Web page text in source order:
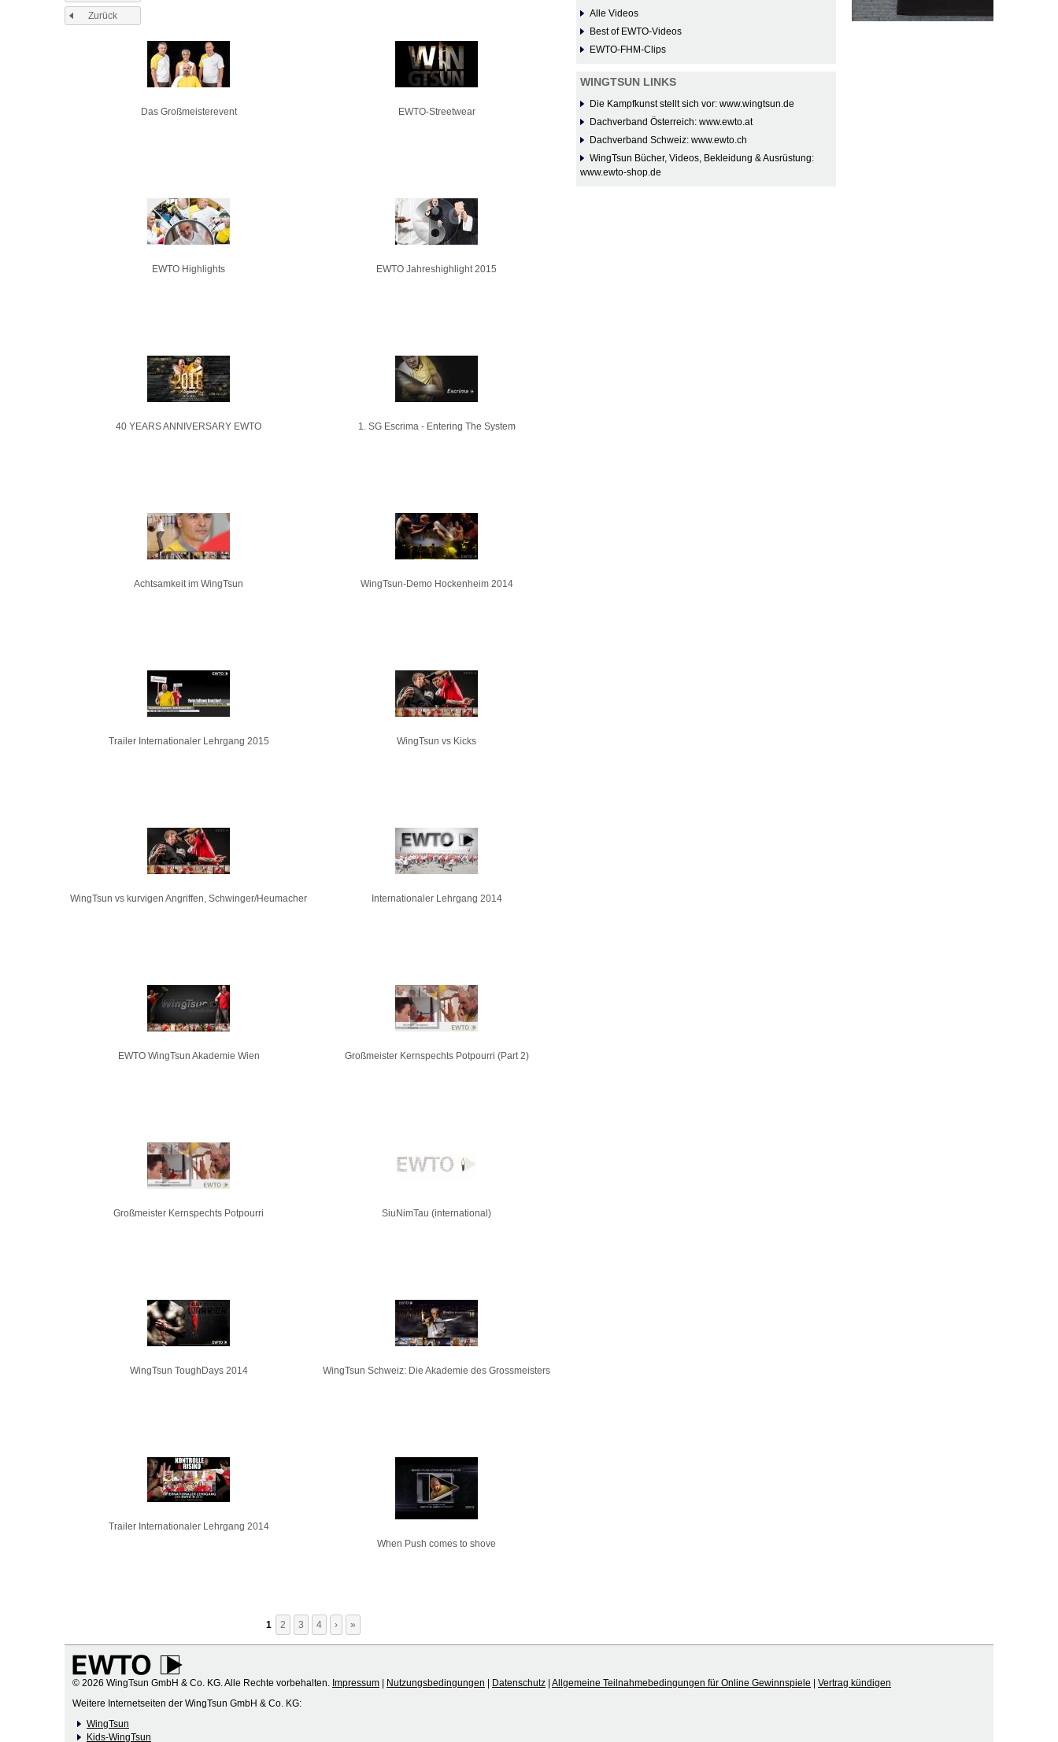
Zurück
Das Großmeisterevent EWTO-Streetwear
EWTO Highlights EWTO Jahreshighlight 2015
40 YEARS ANNIVERSARY EWTO 1. SG Escrima - Entering The System
Achtsamkeit im WingTsun WingTsun-Demo Hockenheim 2014
Trailer Internationaler Lehrgang 2015 WingTsun vs Kicks
WingTsun vs kurvigen Angriffen, Schwinger/Heumacher Internationaler Lehrgang 2014
EWTO WingTsun Akademie Wien Großmeister Kernspechts Potpourri (Part 2)
Großmeister Kernspechts Potpourri SiuNimTau (international)
WingTsun ToughDays 2014 WingTsun Schweiz: Die Akademie des Grossmeisters
Trailer Internationaler Lehrgang 2014
When Push comes to shove
1 2 3 4 › »
Alle Videos
Best of EWTO-Videos
EWTO-FHM-Clips
WINGTSUN LINKS
Die Kampfkunst stellt sich vor: www.wingtsun.de
Dachverband Österreich: www.ewto.at
Dachverband Schweiz: www.ewto.ch
WingTsun Bücher, Videos, Bekleidung & Ausrüstung:
www.ewto-shop.de
© 2026 WingTsun GmbH & Co. KG. Alle Rechte vorbehalten. Impressum Nutzungsbedingungen Datenschutz Allgemeine Teilnahmebedingungen für Online Gewinnspiele
Vertrag kündigen
Weitere Internetseiten der WingTsun GmbH & Co. KG:
WingTsun
Kids-WingTsun